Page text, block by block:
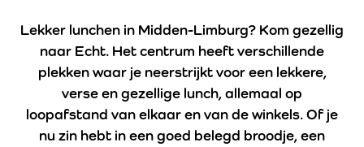
Lekker lunchen in Midden-Limburg? Kom gezellig
naar Echt. Het centrum heeft verschillende
plekken waar je neerstrijkt voor een lekkere,
verse en gezellige lunch, allemaal op
loopafstand van elkaar en van de winkels. Of je
nu zin hebt in een goed belegd broodje, een